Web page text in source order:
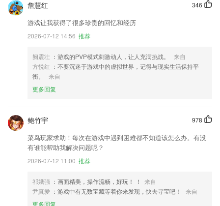
346
詹慧红
游戏让我获得了很多珍贵的回忆和经历
2026-07-12 14:56 推荐
阙震壮 ：游戏的PVP模式刺激动人，让人充满挑战。
来自
方悦红 ：不要沉迷于游戏中的虚拟世界，记得与现实生活保持平
衡。
来自
更多回复
978
鲍竹宇
菜鸟玩家求助！每次在游戏中遇到困难都不知道该怎么办。有没
有谁能帮助我解决问题呢？
2026-07-12 11:00 推荐
祁娥强 ：画面精美，操作流畅，好玩！ ！
来自
尹真爱 ：游戏中有无数宝藏等着你来发现，快去寻宝吧！
来自
更多回复